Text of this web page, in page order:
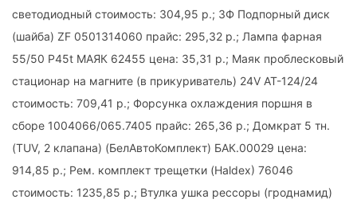
светодиодный стоимость: 304,95 р.; ЗФ Подпорный диск
(шайба) ZF 0501314060 прайс: 295,32 р.; Лампа фарная
55/50 P45t МАЯК 62455 цена: 35,31 р.; Маяк проблесковый
стационар на магните (в прикуриватель) 24V АТ-124/24
стоимость: 709,41 р.; Форсунка охлаждения поршня в
сборе 1004066/065.7405 прайс: 265,36 р.; Домкрат 5 тн.
(TUV, 2 клапана) (БелАвтоКомплект) БАК.00029 цена:
914,85 р.; Рем. комплект трещетки (Haldex) 76046
стоимость: 1235,85 р.; Втулка ушка рессоры (гроднамид)